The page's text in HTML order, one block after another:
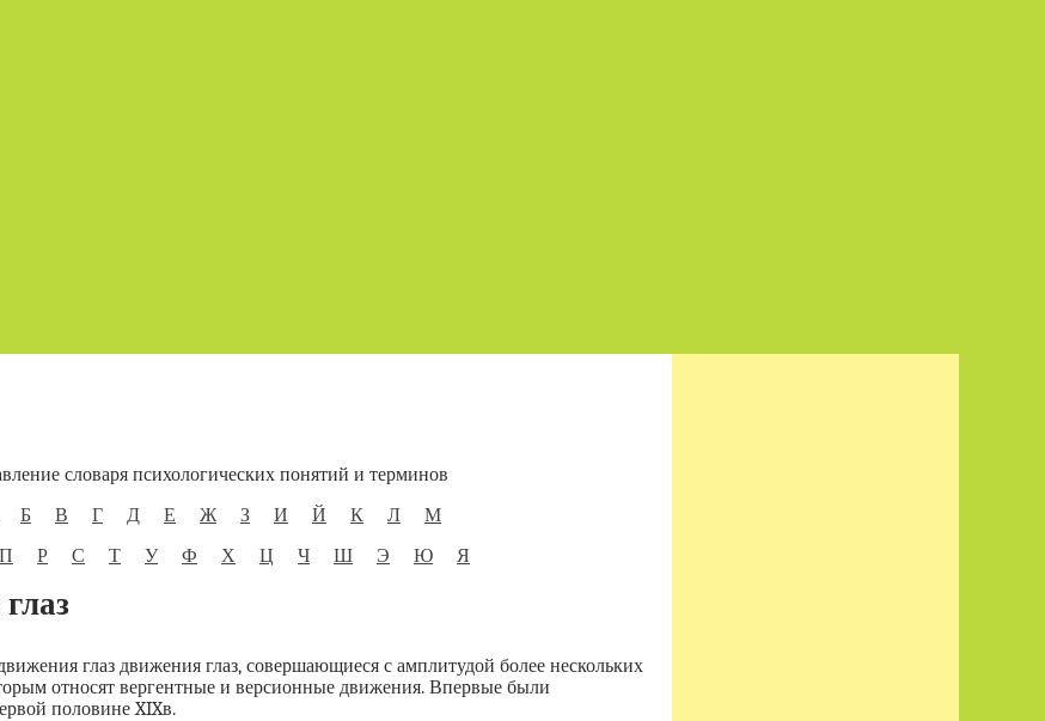
словаря психологических понятий и терминов
Б В Г Д Е Ж З И Й К Л
М
П Р С Т У Ф Х Ц Ч Ш Э Ю Я
глаз движения глаз, совершающиеся с амплитудой более нескольких
относят вергентные и версионные движения. Впервые были
половине XIXв.